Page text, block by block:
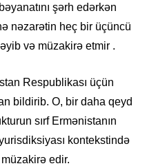
şərh edərkən
nəzarətin heç bir üçüncü
və müzakirə etmir .
Respublikası üçün
bildirib. O, bir daha qeyd
sırf Ermənistanın
kontekstində
müzakirə edir.